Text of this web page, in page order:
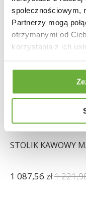
społecznościowym,
Partnerzy mogą
otrzymanymi od
korzystania z ich
STOLIK KAWOWY
1 087,56 zł1